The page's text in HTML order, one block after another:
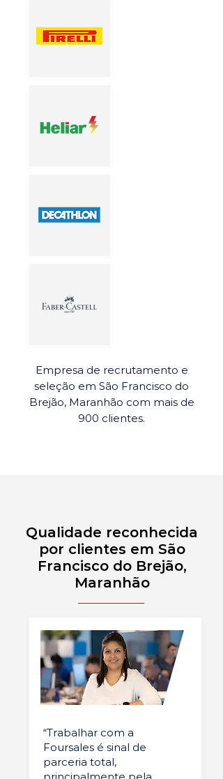
Empresa de recrutamento e
seleção em São Francisco do
Brejão, Maranhão com mais de
900 clientes.
Qualidade reconhecida
por clientes em São
Francisco do Brejão,
Maranhão
“Trabalhar com a
Foursales é sinal de
parceria total,